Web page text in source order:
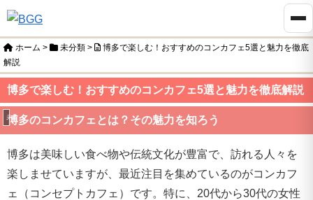
ホーム > 未分類 >
博多で楽しむ！おすすめのコンカフェ5選と魅力を徹底
解説
博多で楽しむ！おすすめのコンカフェ5選と魅力を徹底解説
未分類
博多のコンカフェとは？その魅力を知ろう
博多は美味しい食べ物や伝統文化が豊富で、訪れる人々を
楽しませていますが、最近注目を集めているのがコンカフ
ェ（コンセプトカフェ）です。特に、20代から30代の女性